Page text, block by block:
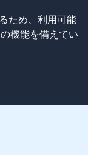
ため、利用可能
機能を備えてい